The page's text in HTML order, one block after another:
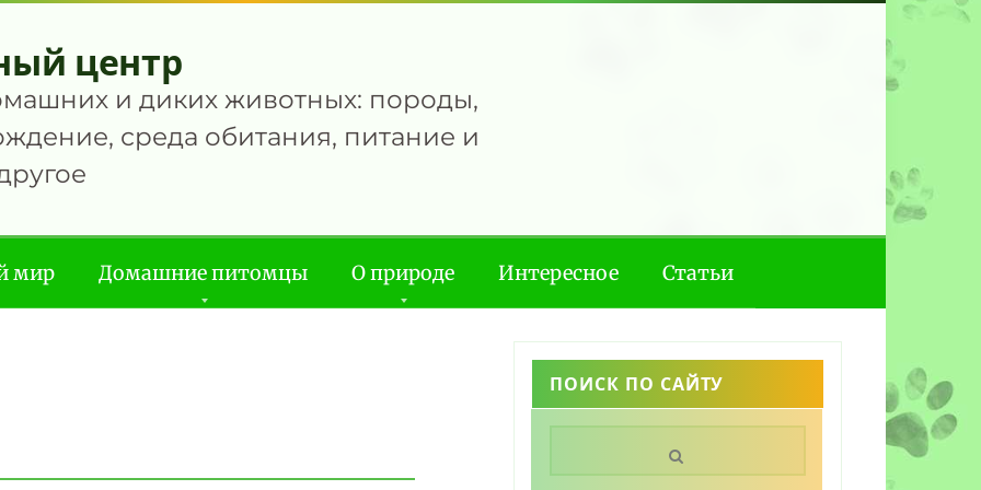
центр
и диких животных: породы,
среда обитания, питание и
мир Домашние питомцы О природе Интересное Статьи
ПОИСК ПО САЙТУ